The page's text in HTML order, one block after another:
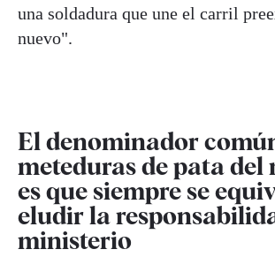
una soldadura que une el carril
nuevo".
El denominador
meteduras de pata
es que siempre se
eludir la
ministerio